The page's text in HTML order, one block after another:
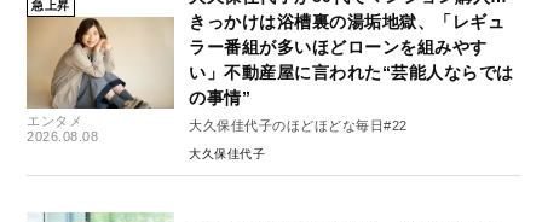
急上昇
エンタメ
2026.08.08
きっかけは浴槽裏の湯垢地獄、「レギュ
ラー番組が多いほどローンを組みやす
い」不動産屋に言われた“芸能人ならでは
の事情”
大久保佳代子のほどほどな毎日#22
大久保佳代子